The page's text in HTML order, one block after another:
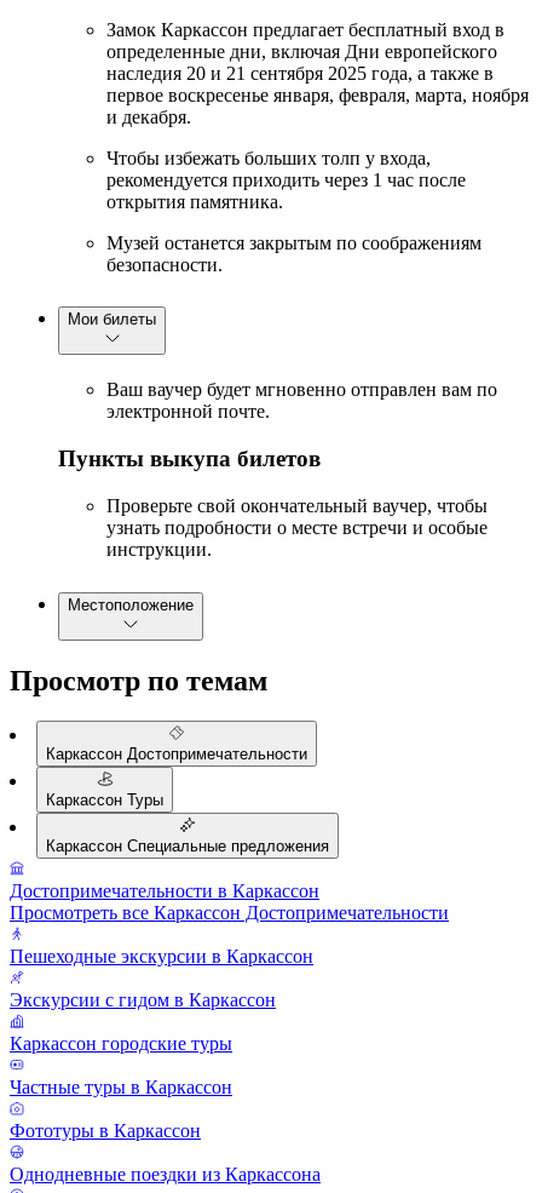
Замок Каркассон предлагает бесплатный вход в
определенные дни, включая Дни европейского
наследия 20 и 21 сентября 2025 года, а также в
первое воскресенье января, февраля, марта, ноября
и декабря.
Чтобы избежать больших толп у входа,
рекомендуется приходить через 1 час после
открытия памятника.
Музей останется закрытым по соображениям
безопасности.
Мои билеты
Ваш ваучер будет мгновенно отправлен вам по
электронной почте.
Пункты выкупа билетов
Проверьте свой окончательный ваучер, чтобы
узнать подробности о месте встречи и особые
инструкции.
Местоположение
Просмотр по темам
Каркассон Достопримечательности
Каркассон Туры
Каркассон Специальные предложения
Достопримечательности в Каркассон
Просмотреть все Каркассон Достопримечательности
Пешеходные экскурсии в Каркассон
Экскурсии с гидом в Каркассон
Каркассон городские туры
Частные туры в Каркассон
Фототуры в Каркассон
Однодневные поездки из Каркассона